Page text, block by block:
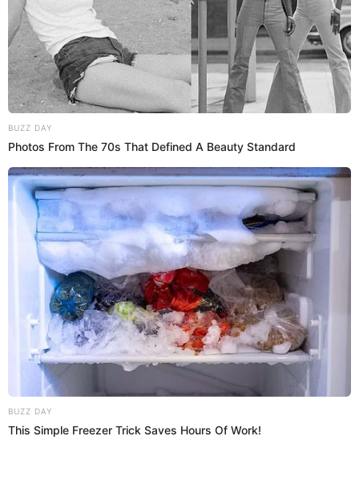
Regresar al inicio
Quiénes somos Contáctanos
Políticas y Estándares
Términos de uso
Enlaces de interés